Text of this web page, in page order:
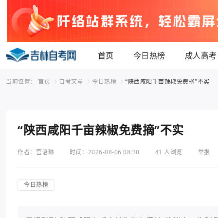
首页 今日热榜 成人高考
当前位置： 首页 自考文章 今日热榜 “陕西咸阳千亩辣椒免费摘”不实
“陕西咸阳千亩辣椒免费摘”不实
作者：宫语琳 时间：2026-08-06 08:30 41 人浏览 举报
今日热榜